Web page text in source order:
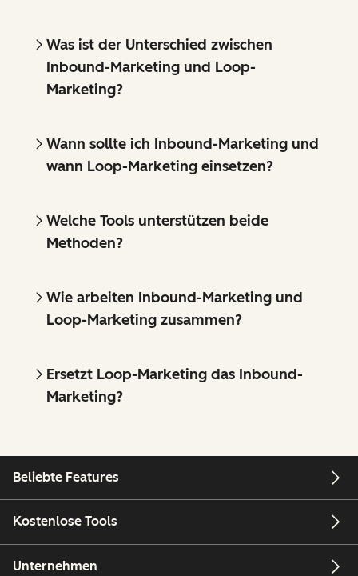
Was ist der Unterschied zwischen
Inbound-Marketing und Loop-
Marketing?
Wann sollte ich Inbound-Marketing und
wann Loop-Marketing einsetzen?
Welche Tools unterstützen beide
Methoden?
Wie arbeiten Inbound-Marketing und
Loop-Marketing zusammen?
Ersetzt Loop-Marketing das Inbound-
Marketing?
Beliebte Features
Kostenlose Tools
Unternehmen